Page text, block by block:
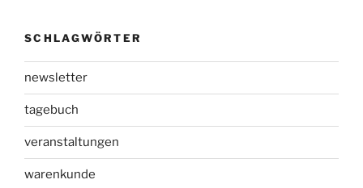
SCHLAGWÖRTER
newsletter
tagebuch
veranstaltungen
warenkunde